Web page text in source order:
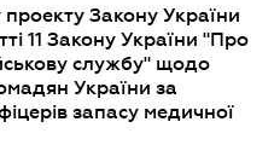
Закону України
11 Закону України "Про
службу" щодо
України за
запасу медичної